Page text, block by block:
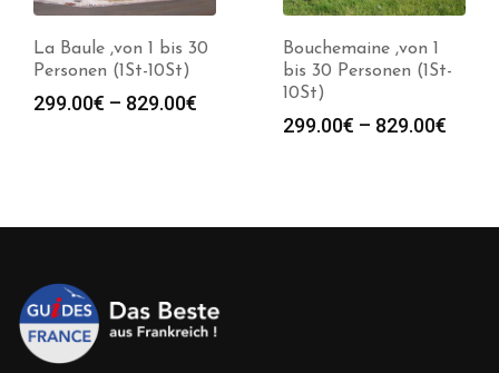
La Baule ,von 1 bis 30
Personen (1St-10St)
299.00€ – 829.00€ Preisspanne:
Bouchemaine ,von 1
bis 30 Personen (1St-
10St)
299.00€ – 829.00€